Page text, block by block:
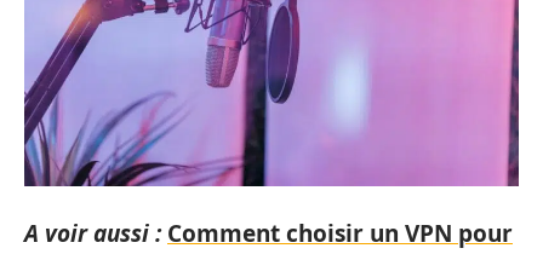
A voir aussi : Comment choisir un VPN pour